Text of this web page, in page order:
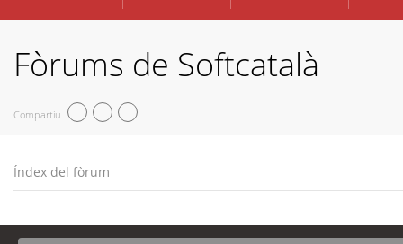
Fòrums de Softcatalà
Compartiu
Índex del fòrum